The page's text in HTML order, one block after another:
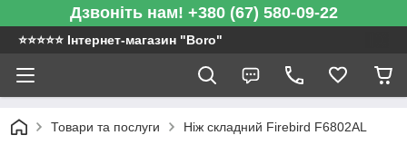
Дзвоніть нам! +380 (67) 580-09-22
⭐️⭐️⭐️⭐️⭐️ Інтернет-магазин "Boro"
Товари та послуги Ніж складний Firebird F6802AL